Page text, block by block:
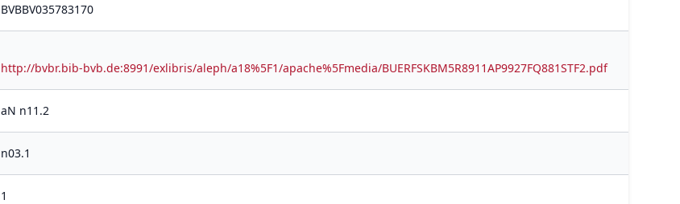
BVBBV035783170
http://bvbr.bib-bvb.de:8991/exlibris/aleph/a18%5F1/apache%5Fmedia/BUERFSKBM5R8911AP9927FQ881STF2.pdf
aN n11.2
n03.1
1